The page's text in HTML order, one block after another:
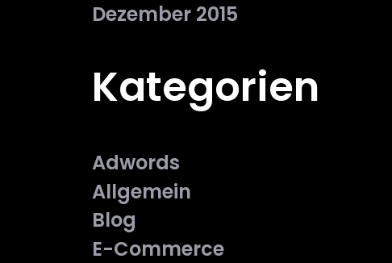
Dezember 2015
Kategorien
Adwords
Allgemein
Blog
E-Commerce